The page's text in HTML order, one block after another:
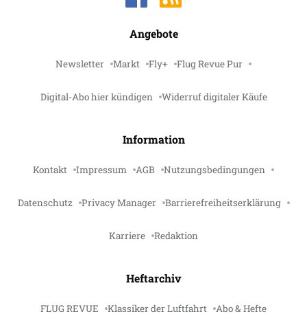
Angebote
Newsletter Markt Fly+ Flug Revue Pur
Digital-Abo hier kündigen Widerruf digitaler Käufe
Information
Kontakt Impressum AGB Nutzungsbedingungen
Datenschutz Privacy Manager Barrierefreiheitserklärung
Karriere Redaktion
Heftarchiv
FLUG REVUE Klassiker der Luftfahrt Abo & Hefte